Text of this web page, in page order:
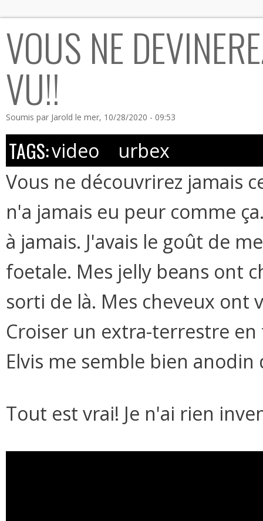
VOUS NE
VU!!
Soumis par Jarold le mer, 10/28/2020 - 09:53
TAGS:video
urbex
Vous ne découvrirez jamais
n'a jamais eu peur comme
à jamais. J'avais le goût de
foetale. Mes jelly beans ont
sorti de là. Mes cheveux ont
Croiser un extra-terrestre
Elvis me semble bien
Tout est vrai! Je n'ai rien